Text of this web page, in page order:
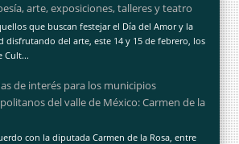
arte, exposiciones, talleres y teatro
que buscan festejar el Día del Amor y la
disfrutando del arte, este 14 y 15 de febrero, los
Cult...
de interés para los municipios
del valle de México: Carmen de la
con la diputada Carmen de la Rosa, entre